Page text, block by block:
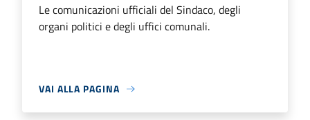
Le comunicazioni ufficiali del Sindaco, degli
organi politici e degli uffici comunali.
VAI ALLA PAGINA